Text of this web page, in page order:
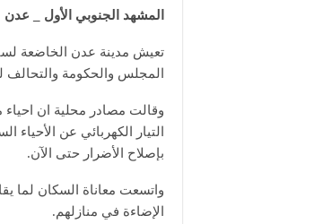
المشهد الجنوبي الأول _ عدن
تعيش مدينة عدن الخاضعة
المجلس والحكومة والتحالف
وقالت مصادر محلية ان
التيار الكهربائي عن
بإصلاح الأضرار حتى الآن.
الإضاءة في منازلهم.